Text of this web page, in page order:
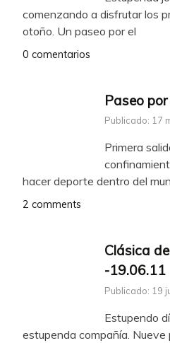
comenzando a disfrutar los
otoño. Un paseo por el
0 comentarios
Paseo
Publicado: 17
Primera
hacer deporte dentro del
2 comments
Clásica
-19.06.11
Publicado: 19
Estupendo
estupenda compañía.